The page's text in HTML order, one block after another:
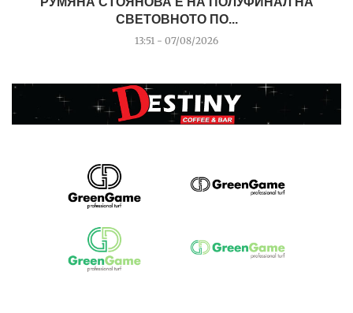
СВЕТОВНОТО ПО...
13:51 - 07/08/2026